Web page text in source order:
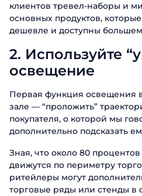
клиентов тревел-наборы и
основных продуктов,
дешевле и доступны
2. Используйте
освещение
Первая функция освещения
зале — “проложить”
покупателя, о которой мы
дополнительно подсказать
Зная, что около 80
движутся по периметру
ритейлеры могут
торговые ряды или стенды